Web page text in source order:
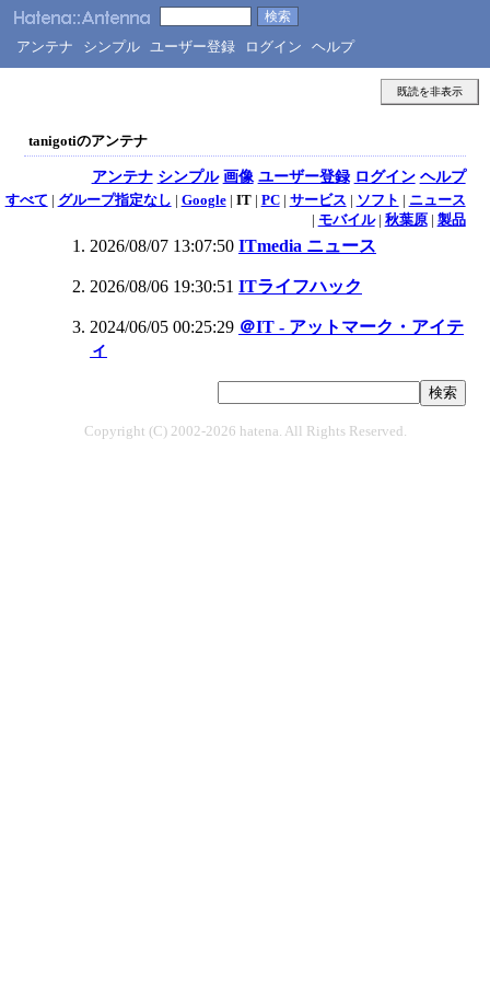
アンテナ シンプル ユーザー登録 ログイン ヘルプ
既読を非表示
tanigotiのアンテナ
アンテナ シンプル 画像 ユーザー登録 ログイン ヘルプ
すべて | グループ指定なし | Google| IT| PC| サービス | ソフト | ニュース
| モバイル| 秋葉原| 製品
2026/08/07 13:07:50 ITmedia ニュース
2026/08/06 19:30:51 ITライフハック
2024/06/05 00:25:29 ＠IT - アットマーク・アイテ
ィ
Copyright (C) 2002-2026 hatena. All Rights Reserved.